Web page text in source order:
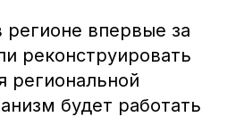
впервые за
реконструировать
региональной
будет работать